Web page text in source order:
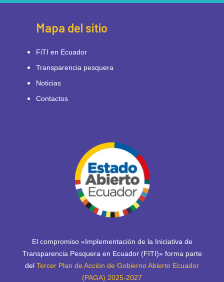
Mapa del sitio
FiTI en Ecuador
Transparencia pesquera
Noticias
Contactos
El compromiso «Implementación de la Iniciativa de
Transparencia Pesquera en Ecuador (FITI)» forma parte
del Tercer Plan de Acción de Gobierno Abierto Ecuador
(PAGA) 2025-2027